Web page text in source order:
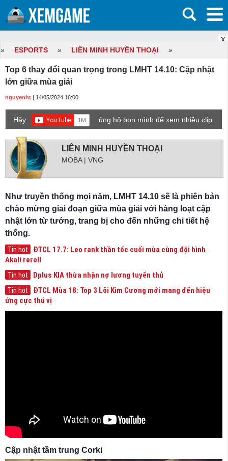
X
» ESPORTS » LIÊN MINH HUYỀN THOẠI »
Top 6 thay đổi quan trọng trong LMHT 14.10: Cập nhật
lớn giữa mùa giải
nguyenht | 14/05/2024 16:00
Hãy
ủng hộ bọn mình để xem nhiều clip
LIÊN MINH HUYỀN THOẠI
MOBA | VNG
Như truyền thống mọi năm, LMHT 14.10 sẽ là phiên bản
chào mừng giai đoạn giữa mùa giải với hàng loạt cập
nhật lớn từ tướng, trang bị cho đến những chi tiết hệ
thống.
Tin hot
ĐTCL 17.7: Leo rank thần tốc cuối mùa cùng đội hình
Akali reroll
Tin hot Dplus KIA thừa nhận nợ lương tuyển thủ
Tin hot
ĐTCL Mùa 18: Top 3 Lõi Kim Cương mới mang đến hiệu
ứng cực thú vị
Cập nhật tầm trung Corki